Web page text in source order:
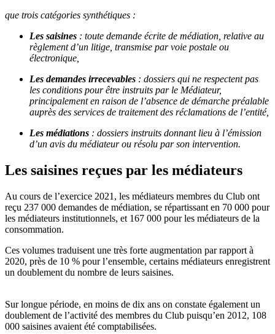
que trois catégories synthétiques :
Les saisines : toute demande écrite de médiation, relative au
règlement d’un litige, transmise par voie postale ou
électronique,
Les demandes irrecevables : dossiers qui ne respectent pas
les conditions pour être instruits par le Médiateur,
principalement en raison de l’absence de démarche préalable
auprès des services de traitement des réclamations de l’entité,
Les médiations : dossiers instruits donnant lieu à l’émission
d’un avis du médiateur ou résolu par son intervention.
Les saisines reçues par les médiateurs
Au cours de l’exercice 2021, les médiateurs membres du Club ont
reçu 237 000 demandes de médiation, se répartissant en 70 000 pour
les médiateurs institutionnels, et 167 000 pour les médiateurs de la
consommation.
Ces volumes traduisent une très forte augmentation par rapport à
2020, près de 10 % pour l’ensemble, certains médiateurs enregistrent
un doublement du nombre de leurs saisines.
Sur longue période, en moins de dix ans on constate également un
doublement de l’activité des membres du Club puisqu’en 2012, 108
000 saisines avaient été comptabilisées.